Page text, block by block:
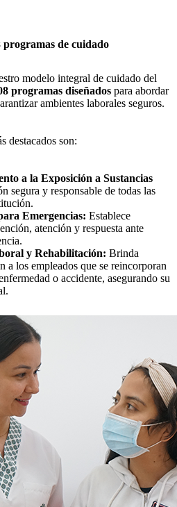
de cuidado
modelo integral de cuidado del
programas diseñados para abordar
ambientes laborales seguros.
destacados son:
a la Exposición a Sustancias
segura y responsable de todas las
Emergencias: Establece
atención y respuesta ante
y Rehabilitación: Brinda
a los empleados que se reincorporan
o accidente, asegurando su